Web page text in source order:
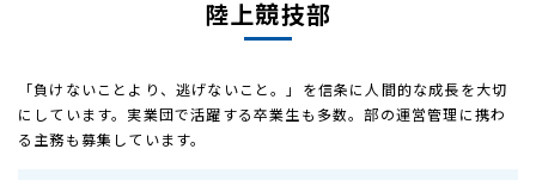
企業・地域の方へ陸上競技部
「負けないことより、逃げないこと。」を信条に人間的な成長を大切
にしています。実業団で活躍する卒業生も多数。部の運営管理に携わ
る主務も募集しています。